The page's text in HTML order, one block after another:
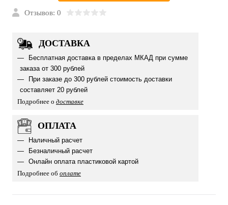
Отзывов: 0
ДОСТАВКА
Бесплатная доставка в пределах МКАД при сумме
заказа от 300 рублей
При заказе до 300 рублей стоимость доставки
составляет 20 рублей
Подробнее о доставке
ОПЛАТА
Наличный расчет
Безналичный расчет
Онлайн оплата пластиковой картой
Подробнее об оплате